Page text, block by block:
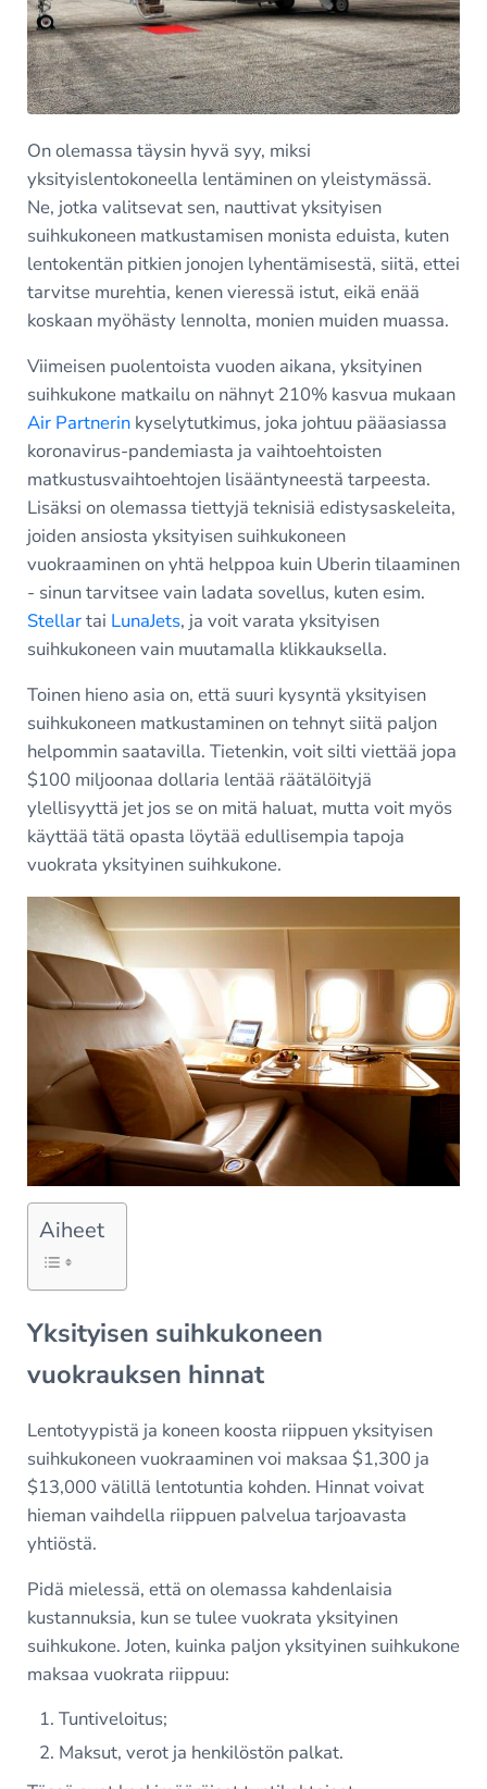
On olemassa täysin hyvä syy, miksi
yksityislentokoneella lentäminen on yleistymässä.
Ne, jotka valitsevat sen, nauttivat yksityisen
suihkukoneen matkustamisen monista eduista, kuten
lentokentän pitkien jonojen lyhentämisestä, siitä, ettei
tarvitse murehtia, kenen vieressä istut, eikä enää
koskaan myöhästy lennolta, monien muiden muassa.
Viimeisen puolentoista vuoden aikana, yksityinen
suihkukone matkailu on nähnyt 210% kasvua mukaan
Air Partnerinkyselytutkimus, joka johtuu pääasiassa
koronavirus-pandemiasta ja vaihtoehtoisten
matkustusvaihtoehtojen lisääntyneestä tarpeesta.
Lisäksi on olemassa tiettyjä teknisiä edistysaskeleita,
joiden ansiosta yksityisen suihkukoneen
vuokraaminen on yhtä helppoa kuin Uberin tilaaminen
- sinun tarvitsee vain ladata sovellus, kuten esim.
Stellartai LunaJets, ja voit varata yksityisen
suihkukoneen vain muutamalla klikkauksella.
Toinen hieno asia on, että suuri kysyntä yksityisen
suihkukoneen matkustaminen on tehnyt siitä paljon
helpommin saatavilla. Tietenkin, voit silti viettää jopa
$100 miljoonaa dollaria lentää räätälöityjä
ylellisyyttä jet jos se on mitä haluat, mutta voit myös
käyttää tätä opasta löytää edullisempia tapoja
vuokrata yksityinen suihkukone.
Aiheet
Yksityisen suihkukoneen
vuokrauksen hinnat
Lentotyypistä ja koneen koosta riippuen yksityisen
suihkukoneen vuokraaminen voi maksaa $1,300 ja
$13,000 välillä lentotuntia kohden. Hinnat voivat
hieman vaihdella riippuen palvelua tarjoavasta
yhtiöstä.
Pidä mielessä, että on olemassa kahdenlaisia
kustannuksia, kun se tulee vuokrata yksityinen
suihkukone. Joten, kuinka paljon yksityinen suihkukone
maksaa vuokrata riippuu:
Tuntiveloitus;
Maksut, verot ja henkilöstön palkat.